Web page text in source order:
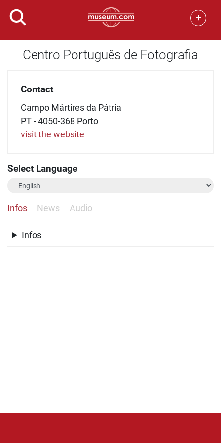
+
Centro Português de Fotografia
Contact
Campo Mártires da Pátria
PT - 4050-368 Porto
visit the website
Select Language
Infos News Audio
Infos